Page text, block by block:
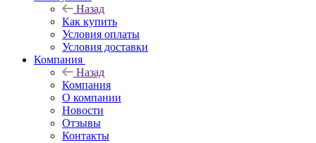
Назад
Как купить
Условия оплаты
Условия доставки
Компания
Назад
Компания
О компании
Новости
Отзывы
Контакты